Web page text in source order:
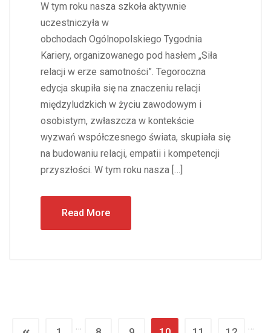
W tym roku nasza szkoła aktywnie
uczestniczyła w
obchodach Ogólnopolskiego Tygodnia
Kariery, organizowanego pod hasłem „Siła
relacji w erze samotności”. Tegoroczna
edycja skupiła się na znaczeniu relacji
międzyludzkich w życiu zawodowym i
osobistym, zwłaszcza w kontekście
wyzwań współczesnego świata, skupiała się
na budowaniu relacji, empatii i kompetencji
przyszłości. W tym roku nasza […]
Read More
… …